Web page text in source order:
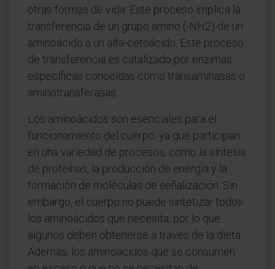
otras formas de vida. Este proceso implica la
transferencia de un grupo amino (-NH2) de un
aminoácido a un alfa-cetoácido. Este proceso
de transferencia es catalizado por enzimas
específicas conocidas como transaminasas o
aminotransferasas.
Los aminoácidos son esenciales para el
funcionamiento del cuerpo, ya que participan
en una variedad de procesos, como la síntesis
de proteínas, la producción de energía y la
formación de moléculas de señalización. Sin
embargo, el cuerpo no puede sintetizar todos
los aminoácidos que necesita, por lo que
algunos deben obtenerse a través de la dieta.
Además, los aminoácidos que se consumen